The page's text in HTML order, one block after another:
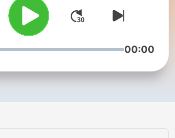
Wat maakt bepaalde mensen
kwetsbaar voor depressie en
waarom is het zo moeilijk om
over die kwetsbaarheid te
persoonlijke ervaringsverhalen
00:00